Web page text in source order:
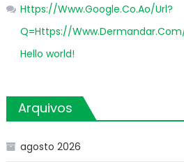
Https://Www.Google.Co.Ao/Url?
Q=Https://
Hello world!
Arquivos
agosto 2026